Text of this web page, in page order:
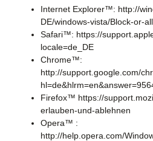
Internet Explorer™: http://
DE/windows-vista/Block-or-
Safari™: https://
locale=de_DE
Chrome™:
http://support.google.com/
Firefox™ https://
erlauben-und-ablehnen
Opera™ :
http://help.opera.com/